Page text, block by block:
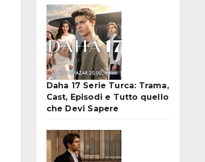
Daha 17 Serie Turca: Trama,
Cast, Episodi e Tutto quello
che Devi Sapere